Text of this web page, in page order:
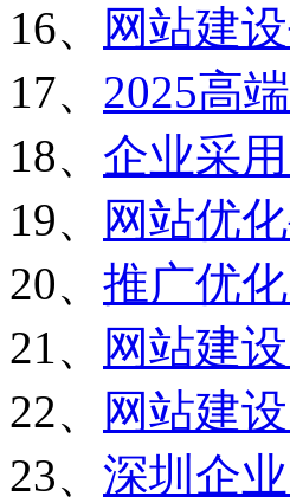
16、
网站建
17、 2025高
18、 企业采
19、
网站优
20、 推广优
21、
网站建
22、
网站建
23、 深圳企